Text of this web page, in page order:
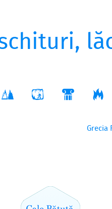
Grecia